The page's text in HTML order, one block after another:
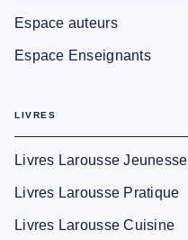
Espace auteurs
Espace Enseignants
LIVRES
Livres Larousse Jeunesse
Livres Larousse Pratique
Livres Larousse Cuisine